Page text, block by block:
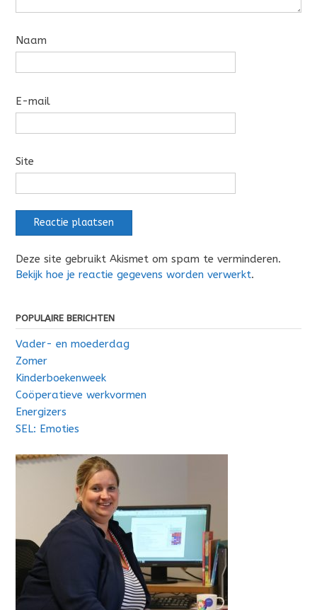
Naam
E-mail
Site
Deze site gebruikt Akismet om spam te verminderen.
Bekijk hoe je reactie gegevens worden verwerkt.
POPULAIRE BERICHTEN
Vader- en moederdag
Zomer
Kinderboekenweek
Coöperatieve werkvormen
Energizers
SEL: Emoties